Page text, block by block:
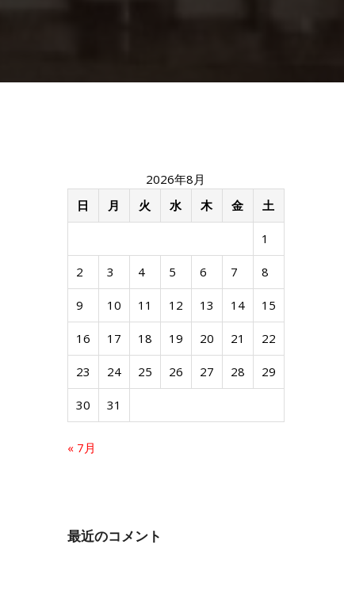
2026年8月
日
月 火 水 木 金 土
1
2 3 4 5 6 7 8
9 10 11 12 13 14 15
16 17 18 19 20 21 22
23 24 25 26 27 28 29
30 31
« 7月
最近のコメント